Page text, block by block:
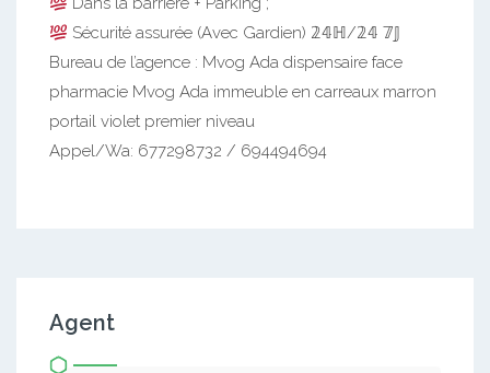
Sécurité assurée (Avec Gardien) 𝟚𝟜ℍ/𝟚𝟜 𝟟𝕁
Bureau de l’agence : Mvog Ada dispensaire face
pharmacie Mvog Ada immeuble en carreaux marron
portail violet premier niveau
Appel/Wa: 677298732 / 694494694
Agent